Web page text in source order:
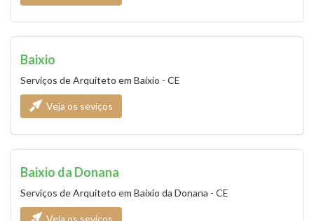
Baixio
Serviços de Arquiteto em Baixio - CE
Veja os seviços
Baixio da Donana
Serviços de Arquiteto em Baixio da Donana - CE
Veja os seviços